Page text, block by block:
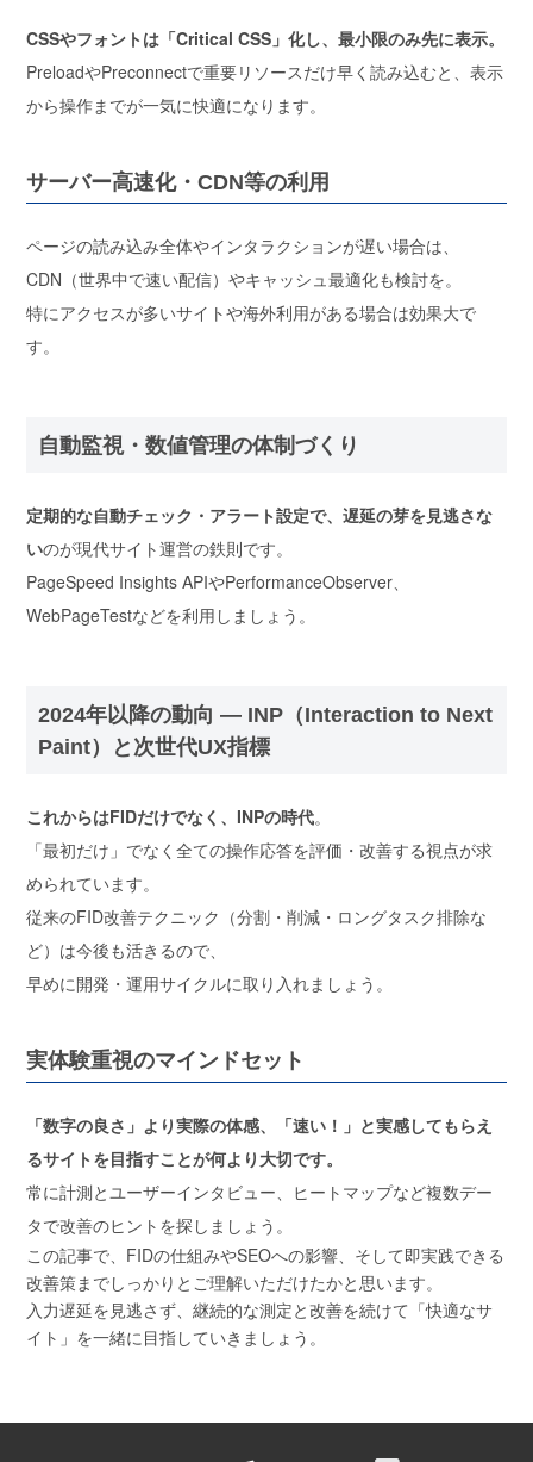
CSSやフォントは「Critical CSS」化し、最小限のみ先に表示。
PreloadやPreconnectで重要リソースだけ早く読み込むと、表示
から操作までが一気に快適になります。
サーバー高速化・CDN等の利用
ページの読み込み全体やインタラクションが遅い場合は、
CDN（世界中で速い配信）やキャッシュ最適化も検討を。
特にアクセスが多いサイトや海外利用がある場合は効果大で
す。
自動監視・数値管理の体制づくり
定期的な自動チェック・アラート設定で、遅延の芽を見逃さな
いのが現代サイト運営の鉄則です。
PageSpeed Insights APIやPerformanceObserver、
WebPageTestなどを利用しましょう。
2024年以降の動向 ― INP（Interaction to Next
Paint）と次世代UX指標
これからはFIDだけでなく、INPの時代。
「最初だけ」でなく全ての操作応答を評価・改善する視点が求
められています。
従来のFID改善テクニック（分割・削減・ロングタスク排除な
ど）は今後も活きるので、
早めに開発・運用サイクルに取り入れましょう。
実体験重視のマインドセット
「数字の良さ」より実際の体感、「速い！」と実感してもらえ
るサイトを目指すことが何より大切です。
常に計測とユーザーインタビュー、ヒートマップなど複数デー
タで改善のヒントを探しましょう。
この記事で、FIDの仕組みやSEOへの影響、そして即実践できる
改善策までしっかりとご理解いただけたかと思います。
入力遅延を見逃さず、継続的な測定と改善を続けて「快適なサ
イト」を一緒に目指していきましょう。